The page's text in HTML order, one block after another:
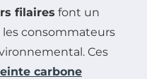
filaires font un
consommateurs
Ces
carbone